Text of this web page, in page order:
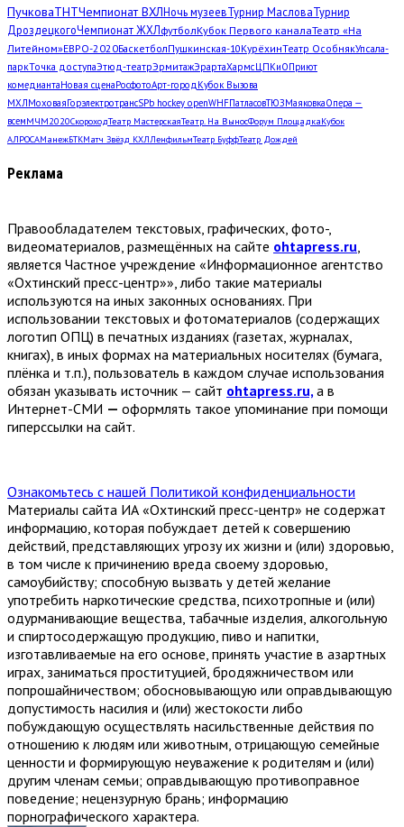
ПучковаТНТЧемпионат ВХЛНочь музеевТурнир МасловаТурнир
ДроздецкогоЧемпионат ЖХЛфутболКубок Первого каналаТеатр «На
Литейном»ЕВРО-2020БаскетболПушкинская-10КурёхинТеатр ОсобнякУпсала-
паркТочка доступаЭтюд-театрЭрмитажЭрартаХармсЦПКиОПриют
комедиантаНовая сценаРосфотоАрт-город Кубок Вызова
МХЛМоховаяГорэлектротрансSPb hockey openWHFПатласовТЮЗМаяковкаОпера —
всемМЧМ2020СкороходТеатр МастерскаяТеатр. На ВыносФорум ПлощадкаКубок
АЛРОСАМанежБТКМатч Звёзд КХЛЛенфильмТеатр БуффТеатр Дождей
Реклама
Правообладателем текстовых, графических, фото-,
видеоматериалов, размещённых на сайте ohtapress.ru,
является Частное учреждение «Информационное агентство
«Охтинский пресс-центр»», либо такие материалы
используются на иных законных основаниях. При
использовании текстовых и фотоматериалов (содержащих
логотип ОПЦ) в печатных изданиях (газетах, журналах,
книгах), в иных формах на материальных носителях (бумага,
плёнка и т.п.), пользователь в каждом случае использования
обязан указывать источник — сайт ohtapress.ru, а в
Интернет-СМИ — оформлять такое упоминание при помощи
гиперссылки на сайт.
Ознакомьтесь с нашей Политикой конфиденциальности
Материалы сайта ИА «Охтинский пресс-центр» не содержат
информацию, которая побуждает детей к совершению
действий, представляющих угрозу их жизни и (или) здоровью,
в том числе к причинению вреда своему здоровью,
самоубийству; способную вызвать у детей желание
употребить наркотические средства, психотропные и (или)
одурманивающие вещества, табачные изделия, алкогольную
и спиртосодержащую продукцию, пиво и напитки,
изготавливаемые на его основе, принять участие в азартных
играх, заниматься проституцией, бродяжничеством или
попрошайничеством; обосновывающую или оправдывающую
допустимость насилия и (или) жестокости либо
побуждающую осуществлять насильственные действия по
отношению к людям или животным, отрицающую семейные
ценности и формирующую неуважение к родителям и (или)
другим членам семьи; оправдывающую противоправное
поведение; нецензурную брань; информацию
порнографического характера.